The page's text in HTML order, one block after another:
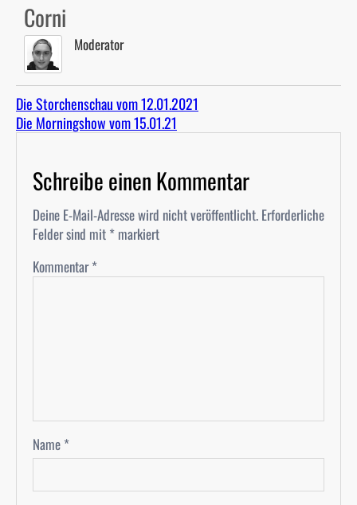
Corni
Moderator
Die Storchenschau vom 12.01.2021
Die Morningshow vom 15.01.21
Schreibe einen Kommentar
Deine E-Mail-Adresse wird nicht veröffentlicht. Erforderliche
Felder sind mit * markiert
Kommentar*
Name *